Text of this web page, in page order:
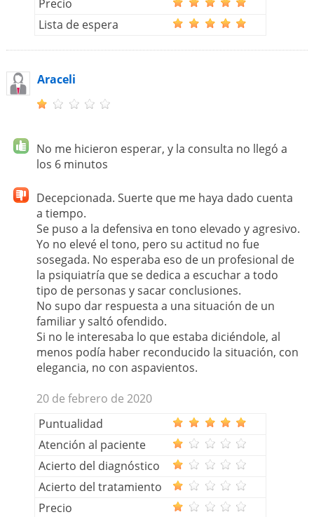
Precio
Lista de espera
Araceli
No me hicieron esperar, y la consulta no llegó a
los 6 minutos
Decepcionada. Suerte que me haya dado cuenta
a tiempo.
Se puso a la defensiva en tono elevado y agresivo.
Yo no elevé el tono, pero su actitud no fue
sosegada. No esperaba eso de un profesional de
la psiquiatría que se dedica a escuchar a todo
tipo de personas y sacar conclusiones.
No supo dar respuesta a una situación de un
familiar y saltó ofendido.
Si no le interesaba lo que estaba diciéndole, al
menos podía haber reconducido la situación, con
elegancia, no con aspavientos.
20 de febrero de 2020
Puntualidad
Atención al paciente
Acierto del diagnóstico
Acierto del tratamiento
Precio